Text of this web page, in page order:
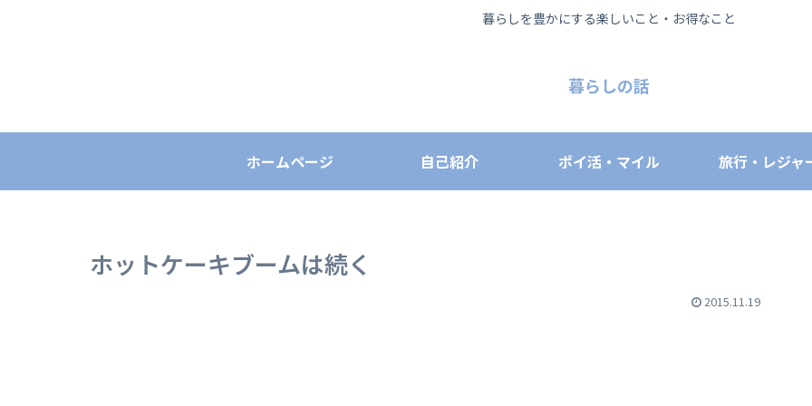
暮らしを豊かにする楽しいこと・お得なこと
暮らしの話
ホームページ 自己紹介 ポイ活・マイル 旅行・レジャ
ホットケーキブームは続く
2015.11.19